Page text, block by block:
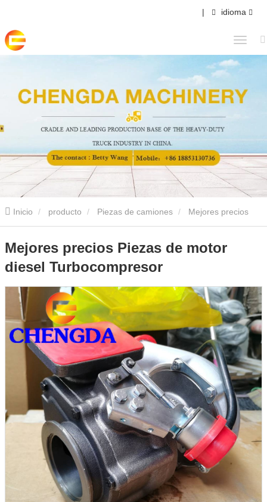
| idioma
Inicio producto Piezas de camiones
Mejores precios Piezas de motor
diesel Turbocompresor